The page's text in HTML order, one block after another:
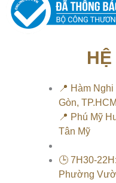
📍 Hàm
Gòn, TP.HCM
📍 Phú Mỹ
Tân Mỹ
🕒 7H30-
Phường